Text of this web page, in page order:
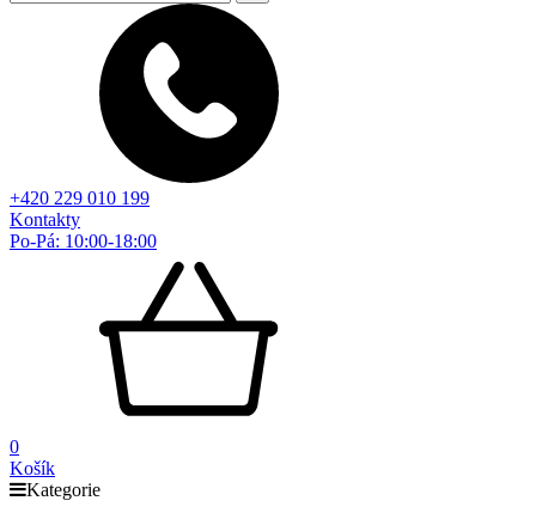
+420 229 010 199
Kontakty
Po-Pá: 10:00-18:00
0
Košík
Kategorie